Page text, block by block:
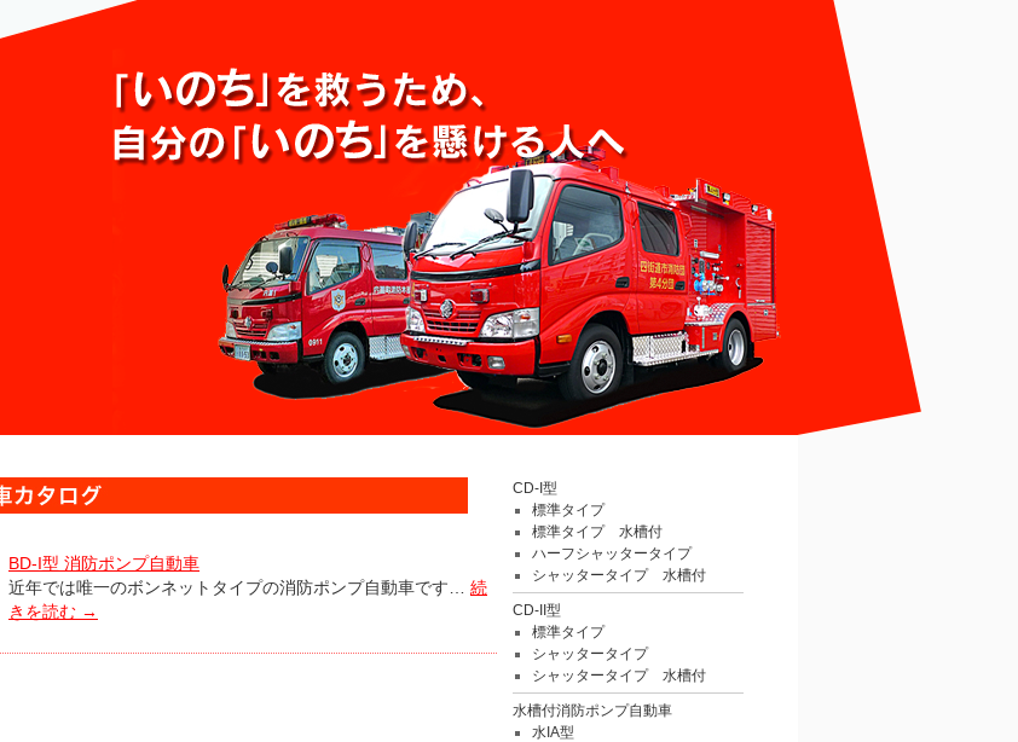
BD-I型 消防ポンプ自動車
近年では唯一のボンネットタイプの消防ポンプ自動車です… 続
きを読む →
CD-I型
標準タイプ
標準タイプ 水槽付
ハーフシャッタータイプ
シャッタータイプ 水槽付
CD-II型
標準タイプ
シャッタータイプ
シャッタータイプ 水槽付
水槽付消防ポンプ自動車
水IA型